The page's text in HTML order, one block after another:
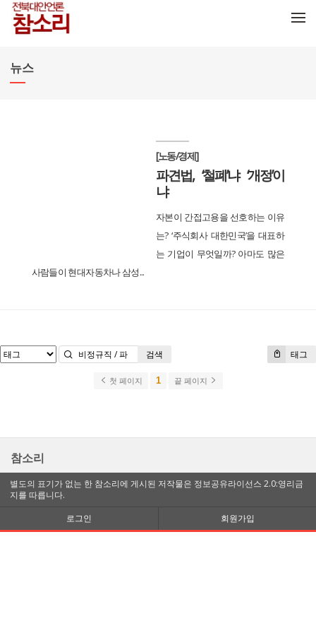
뉴스
[노동/경제]
파견법, ‘철폐’냐 ‘개정’이
냐
자본이 간접고용을 선호하는 이유
는? ‘주식회사 대한민국’을 대표하
는 기업이 무엇일까? 아마도 많은
사람들이 현대자동차나 삼성...
태그
검색
첫 페이지 1 끝 페이지
참소리
별도의 표기가 없는 한 참소리에 게시된 저작물은 정보공유라이선스 2.0:영리금
지를 따릅니다.
로그인
회원가입